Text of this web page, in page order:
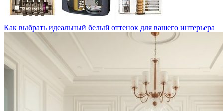
Как выбрать идеальный белый оттенок для вашего интерьера